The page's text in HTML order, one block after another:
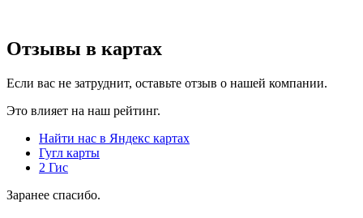
Отзывы в картах
Если вас не затруднит, оставьте отзыв о нашей компании.
Это влияет на наш рейтинг.
Найти нас в Яндекс картах
Гугл карты
2 Гис
Заранее спасибо.